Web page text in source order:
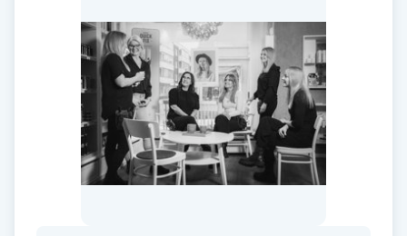
Fransförlängning Megavolym
Fransförlängning Volym
Fransk manikyr
Fransrengöring